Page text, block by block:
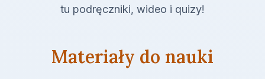
tu podręczniki, wideo i quizy!
Materiały do nauki